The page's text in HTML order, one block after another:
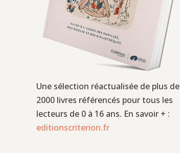
Une sélection réactualisée de plus de
2000 livres référencés pour tous les
lecteurs de 0 à 16 ans. En savoir + :
editionscriterion.fr